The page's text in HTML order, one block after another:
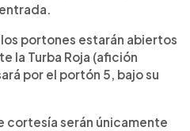
portones estarán abiertos
la Turba Roja (afición
por el portón 5, bajo su
cortesía serán únicamente